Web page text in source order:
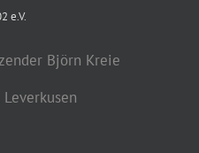
e.V.
Björn Kreie